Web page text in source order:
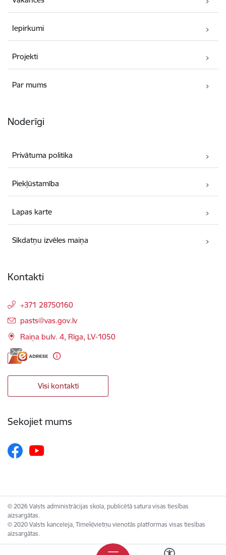
Iepirkumi
Projekti
Par mums
Noderīgi
Privātuma politika
Piekļūstamība
Lapas karte
Sīkdatņu izvēles maiņa
Kontakti
+371 28750160
E-pasts:
pasts@vas.gov.lv
Raiņa bulv. 4, Rīga, LV-1050
Visi kontakti
Sekojiet mums
© 2026 Valsts administrācijas skola, publicētā satura visas tiesības
aizsargātas.
© 2020 Valsts kanceleja, Tīmekļvietņu vienotās platformas visas tiesības
aizsargātas.